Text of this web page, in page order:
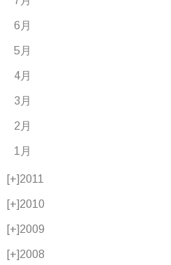
6月
5月
4月
3月
2月
1月
[+]2011
[+]2010
[+]2009
[+]2008